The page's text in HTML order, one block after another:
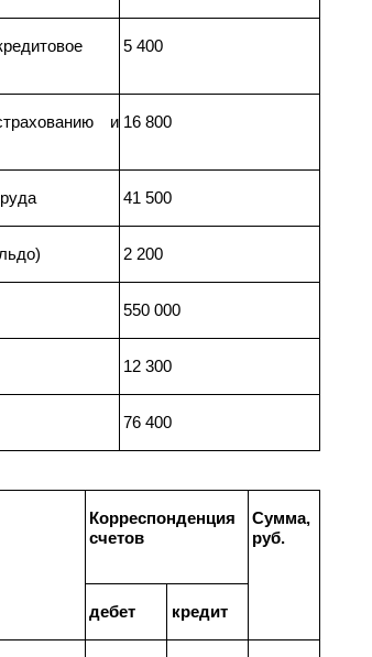
5 400
и 16 800
41 500
2 200
550 000
12 300
76 400
Корреспонденция
счетов
Сумма,
руб.
дебет кредит